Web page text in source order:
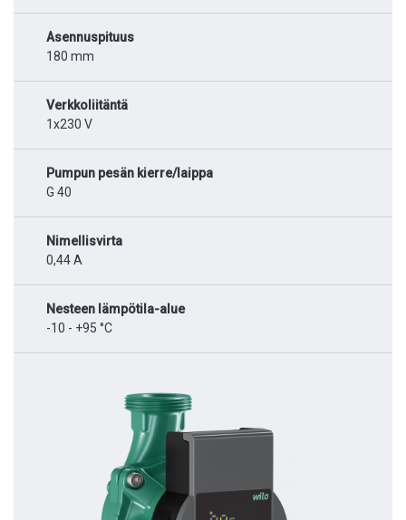
Asennuspituus
180 mm
Verkkoliitäntä
1x230 V
Pumpun pesän kierre/laippa
G 40
Nimellisvirta
0,44 A
Nesteen lämpötila-alue
-10 - +95 °C